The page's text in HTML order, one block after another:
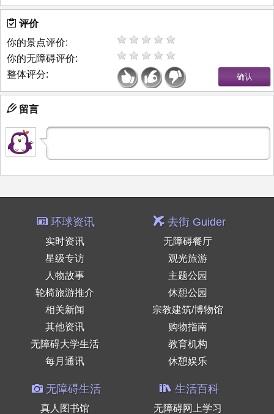
评价
你的景点评价:
你的无障碍评价:
整体评分:
留言
环球资讯
实时资讯
星级专访
人物故事
轮椅旅游推介
相关新闻
其他资讯
无障碍大学生活
每月通讯
去街 Guider
无障碍餐厅
观光旅游
主题公园
休憩公园
宗教建筑/博物馆
购物指南
教育机构
休憩娱乐
无障碍生活
真人图书馆
生活百科
无障碍网上学习